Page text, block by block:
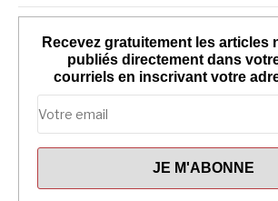
Recevez gratuitement les articles
publiés directement dans
courriels en inscrivant votre